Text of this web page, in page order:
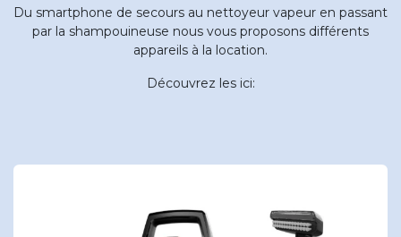
Du smartphone de secours au nettoyeur vapeur en passant
par la shampouineuse nous vous proposons différents
appareils à la location.
Découvrez les ici: